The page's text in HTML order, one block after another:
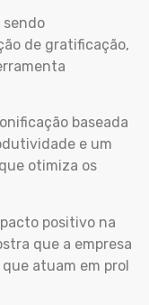
sendo
de gratificação,
baseada
e um
otimiza os
positivo na
que a empresa
atuam em prol